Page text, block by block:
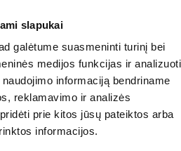
slapukai
galėtume suasmeninti turinį bei
medijos funkcijas ir analizuoti
informaciją bendriname
reklamavimo ir analizės
prie kitos jūsų pateiktos arba
informacijos.